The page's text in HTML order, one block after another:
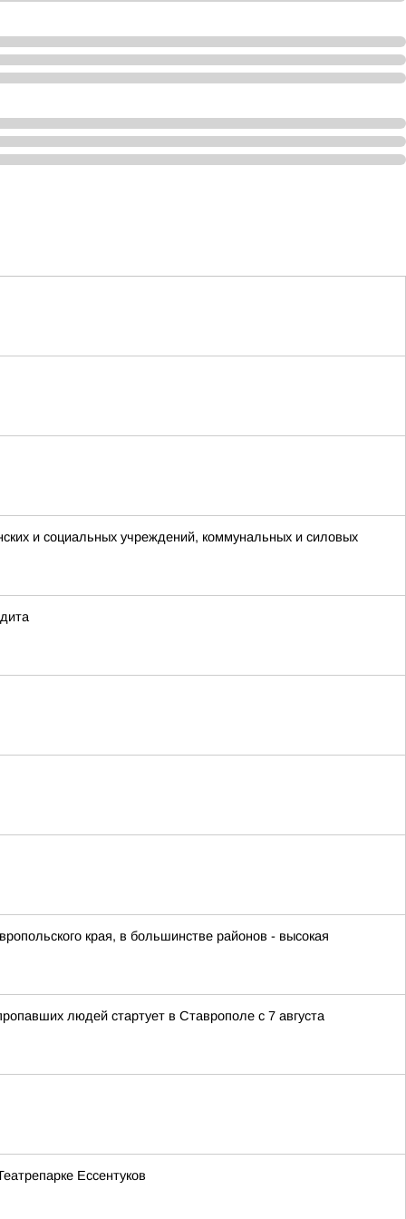
и социальных учреждений, коммунальных и силовых
края, в большинстве районов - высокая
людей стартует в Ставрополе с 7 августа
Ессентуков